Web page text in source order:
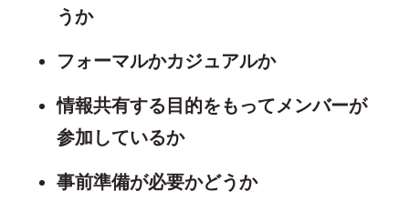
うか
フォーマルかカジュアルか
情報共有する目的をもってメンバーが
参加しているか
事前準備が必要かどうか